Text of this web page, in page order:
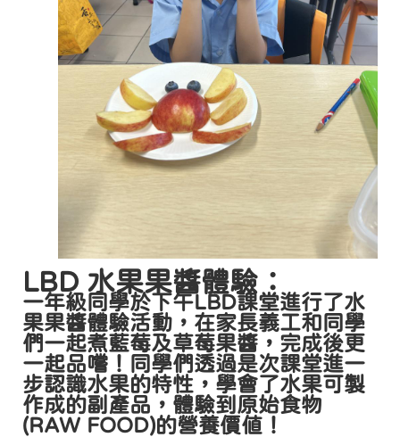
LBD 水果果醬體驗：
一年級同學於下午LBD課堂進行了水
果果醬體驗活動，在家長義工和同學
們一起煮藍莓及草莓果醬，完成後更
一起品嚐！同學們透過是次課堂進一
步認識水果的特性，學會了水果可製
作成的副產品，體驗到原始食物
(RAW FOOD)的營養價值！